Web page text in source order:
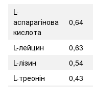
L-
аспарагінова
кислота
0,64
L-лейцин 0,63
L-лізин
0,54
L-треонін
0,43